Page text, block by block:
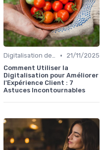
Digitalisation des services •
21/11/2025
Comment Utiliser la
Digitalisation pour Améliorer
l'Expérience Client : 7
Astuces Incontournables